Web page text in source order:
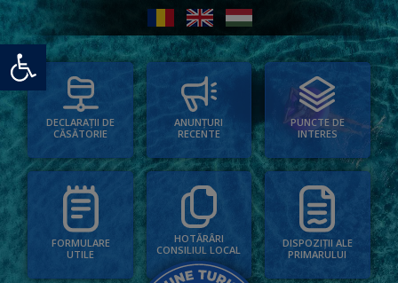
Deschide bara de unelte
DECLARAȚII DE
CĂSĂTORIE
ANUNȚURI
RECENTE
PUNCTE DE
INTERES
FORMULARE
UTILE
HOTĂRÂRI
CONSILIUL LOCAL
DISPOZIȚII ALE
PRIMARULUI